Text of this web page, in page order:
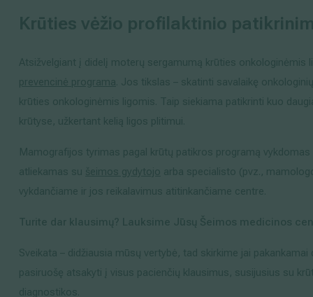
Krūties vėžio profilaktinio
Atsižvelgiant į didelį moterų sergamumą krūties
prevencinė programa . Jos tikslas – skatinti savalaikę
krūties onkologinėmis ligomis. Taip siekiama patikrinti kuo
krūtyse, užkertant kelią ligos plitimui.
Mamografijos tyrimas pagal krūtų patikros programą
atliekamas su šeimos gydytojo arba specialisto (pvz.,
vykdančiame ir jos reikalavimus atitinkančiame centre.
Turite dar klausimų? Lauksime Jūsų Šeimos medicinos
Sveikata – didžiausia mūsų vertybė, tad skirkime jai pakankamai
pasiruošę atsakyti į visus pacienčių klausimus, susijusius su
diagnostikos.